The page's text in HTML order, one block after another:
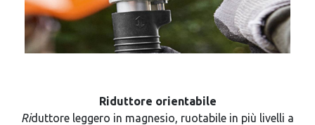
Riduttore orientabile
Riduttore leggero in magnesio, ruotabile in più livelli a